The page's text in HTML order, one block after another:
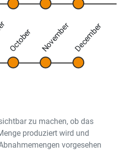
October November December
zu machen, ob das
produziert wird und
vorgesehen